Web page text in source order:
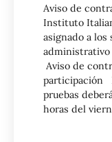
Aviso de
Instituto
asignado a
administrativo
Aviso de
participación
pruebas
horas del